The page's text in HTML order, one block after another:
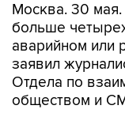
Москва. 30 мая.
больше
аварийном или
заявил
Отдела по
обществом и